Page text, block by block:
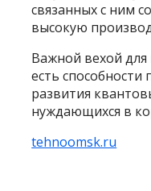
связанных с ним
высокую
Важной вехой для
есть
развития
нуждающихся в
tehnoomsk.ru